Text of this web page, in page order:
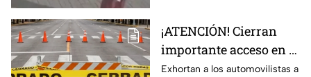
¡ATENCIÓN! Cierran
importante acceso en el
Eje Metropolitano en
Exhortan a los automovilistas a